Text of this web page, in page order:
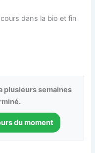
dans la bio et fin
plusieurs semaines
du moment